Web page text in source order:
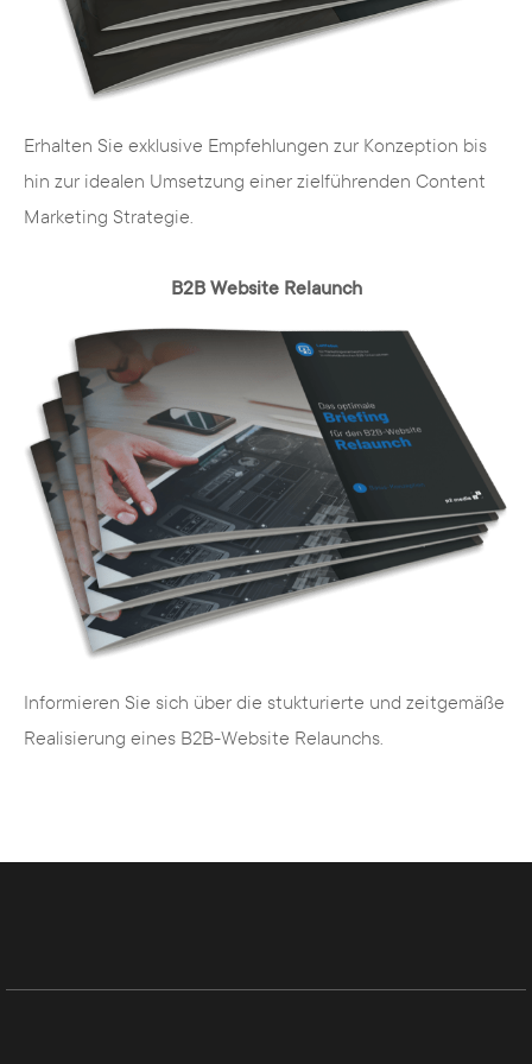
die intensive thematische Einarbeitung in
jedes Projekt, um unser Wissen
Möglichkeiten zu entwickeln.
Interdisziplinäres Team
Unser Team besteht aus Experten aus
folgenden Bereichen mit den Schwerpunkten:
Grafik- und Webdesign:individuell, modern
und ansprechend für die Zielgruppe
SEM: Suchmaschinenoptimierung (SEO)
und Google AdWords (SEA)
Hochwertige Inhalte: Texte, Fotografie,
Infografiken und Videos
maßgeschneiderten Ansprache
Erhalten Sie exklusive Empfehlungen zur Konzeption bis
hin zur idealen Umsetzung einer zielführenden Content
Marketing Strategie.
B2B Website Relaunch
Informieren Sie sich über die stukturierte und zeitgemäße
Realisierung eines B2B-Website Relaunchs.